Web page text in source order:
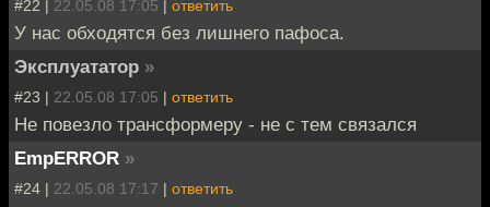
#22 | 22.05.08 17:05 | ответить
У нас обходятся без лишнего пафоса.
Эксплуататор »
#23 | 22.05.08 17:05 | ответить
Не повезло трансформеру - не с тем связался
EmpERROR »
#24 | 22.05.08 17:17 | ответить